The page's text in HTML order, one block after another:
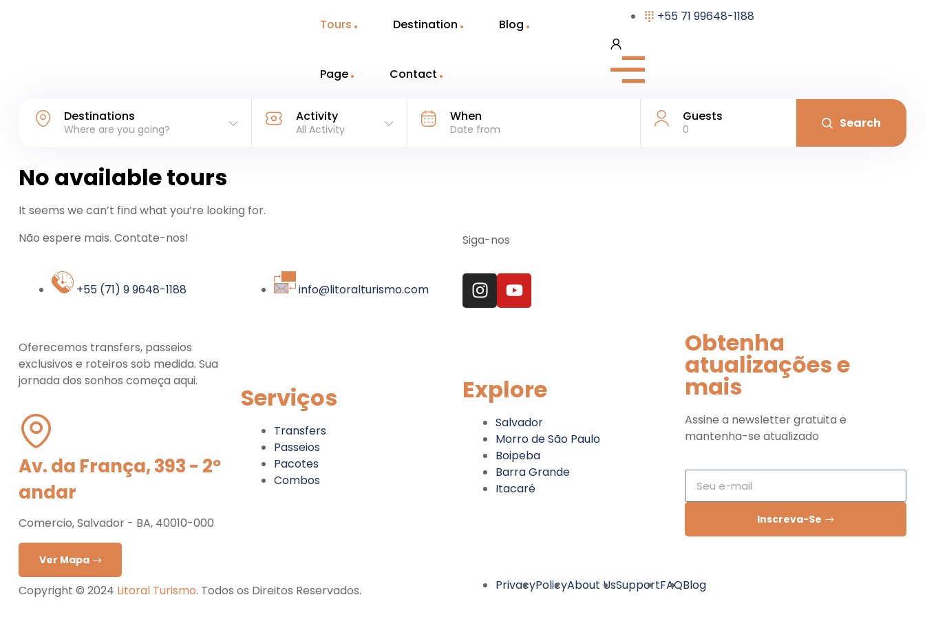
Tours Destination Blog
Page Contact
+55 71 99648-1188
Destinations
Where are you going?
Activity
All Activity
When Guests
0 Search
No available tours
It seems we can’t find what you’re looking for.
Não espere mais. Contate-nos!
+55 (71) 9 9648-1188 info@litoralturismo.com
Siga-nos
Oferecemos transfers, passeios
exclusivos e roteiros sob medida. Sua
jornada dos sonhos começa aqui.
Av. da França, 393 - 2º
andar
Comercio, Salvador - BA, 40010-000
Ver Mapa
Serviços
Transfers
Passeios
Pacotes
Combos
Explore
Salvador
Morro de São Paulo
Boipeba
Barra Grande
Itacaré
Obtenha
atualizações e
mais
Assine a newsletter gratuita e
mantenha-se atualizado
Inscreva-Se
Copyright © 2024 Litoral Turismo. Todos os Direitos Reservados. PrivacyPolicyAbout UsSupportFAQBlog